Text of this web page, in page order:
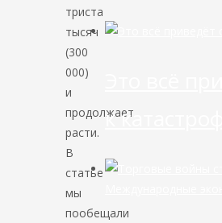
триста
тысяч
(300
000)
и
продолжает
расти.
В
статье
мы
пообещали
к катастрофе